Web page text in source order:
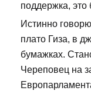
поддержка,
Истинно
плато Гиза, в
бумажках.
Череповец на